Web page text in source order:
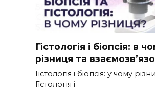
Гістологія і біопсія: в
різниця та
Гістологія і біопсія: у чому
Гістологія і